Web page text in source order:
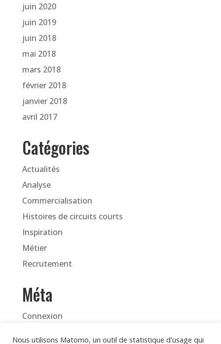
juin 2020
juin 2019
juin 2018
mai 2018
mars 2018
février 2018
janvier 2018
avril 2017
Catégories
Actualités
Analyse
Commercialisation
Histoires de circuits courts
Inspiration
Métier
Recrutement
Méta
Connexion
Nous utilisons Matomo, un outil de statistique d'usage qui